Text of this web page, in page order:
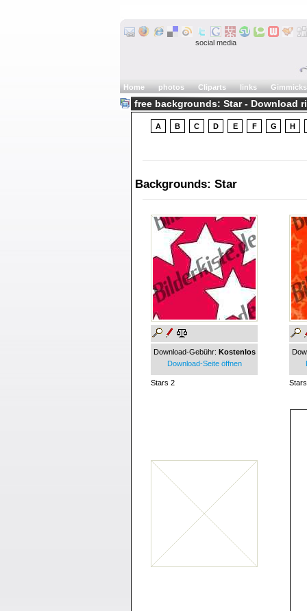
social media
Home photos Cliparts links Gimmicks
free backgrounds: Star - Download
A B C D E F G H
Backgrounds: Star
Download-Gebühr: Kostenlos
Download-Seite öffnen
Stars 2 Stars